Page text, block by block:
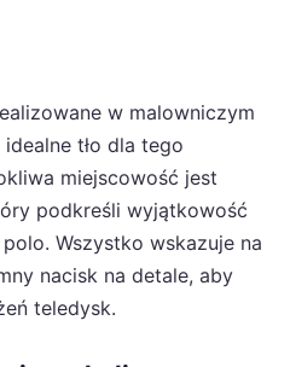
w malowniczym
tło dla tego
miejscowość jest
podkreśli wyjątkowość
Wszystko wskazuje na
nacisk na detale, aby
teledysk.